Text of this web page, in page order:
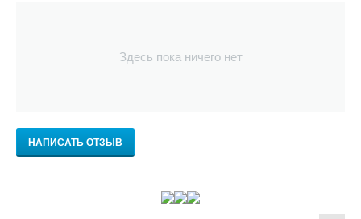
Здесь пока ничего нет
НАПИСАТЬ ОТЗЫВ